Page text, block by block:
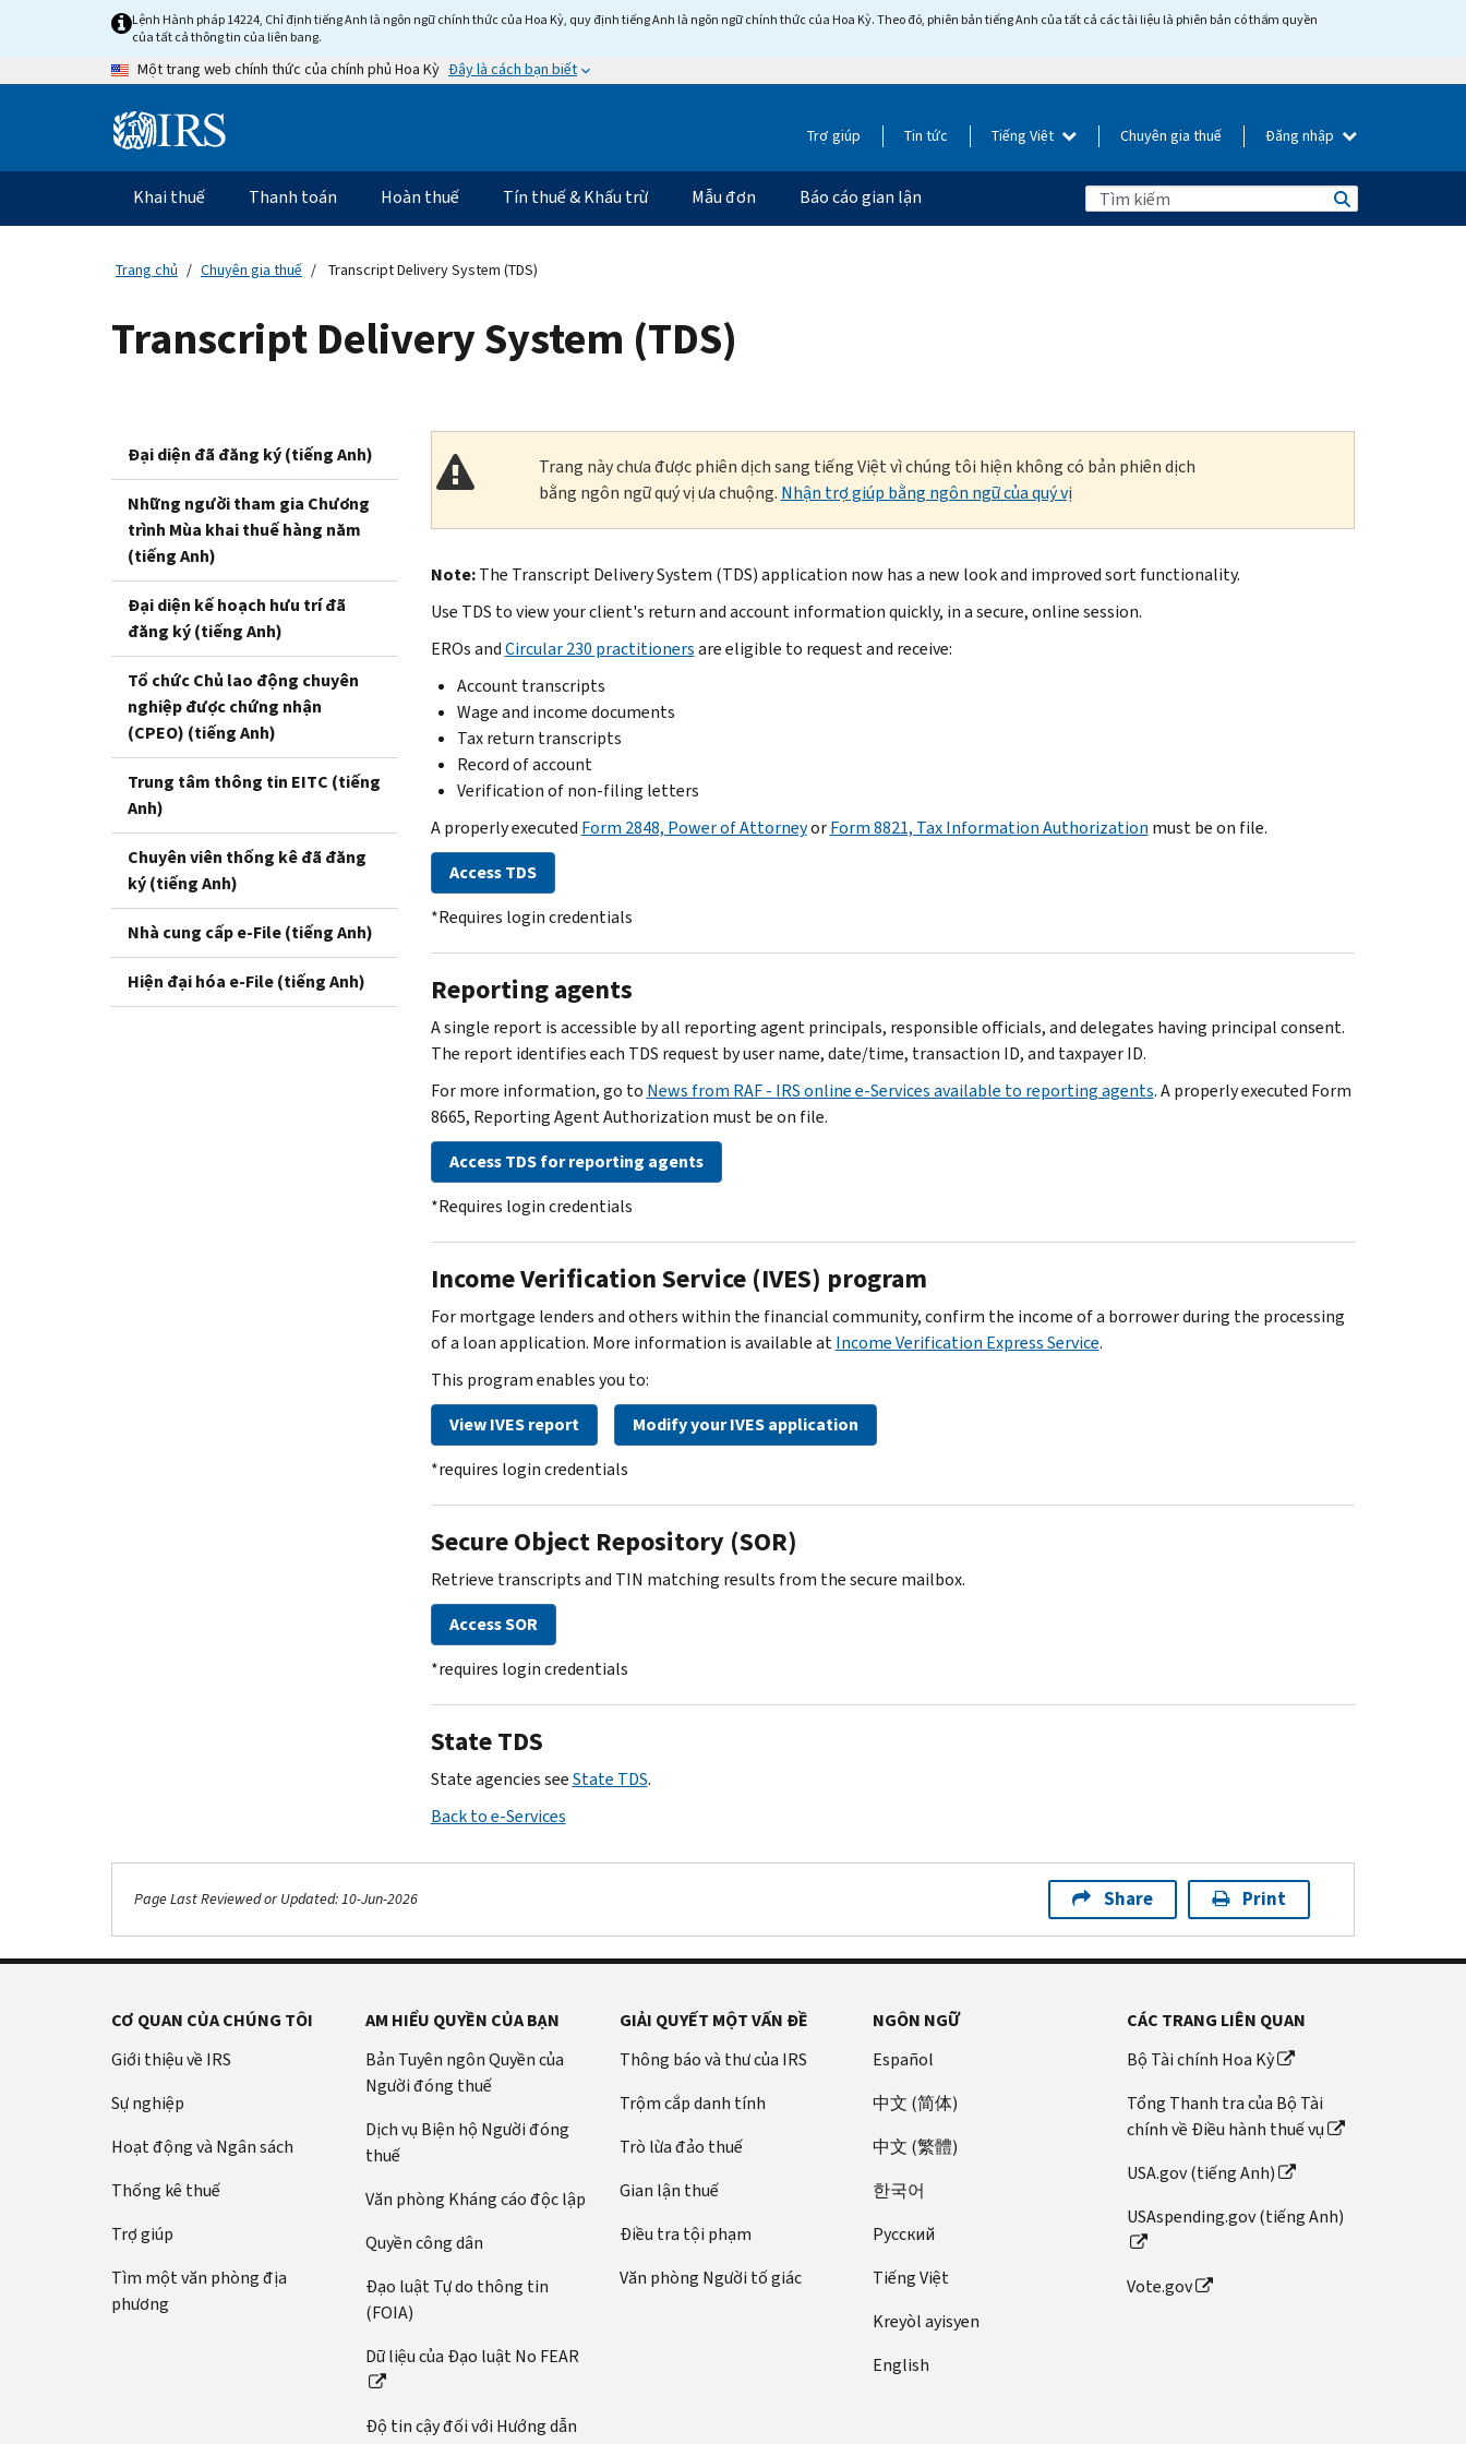
content
Lệnh Hành pháp 14224, Chỉ định tiếng Anh là ngôn ngữ chính thức của Hoa Kỳ, quy định tiếng Anh là ngôn ngữ chính thức của Hoa Kỳ. Theo đó, phiên bản tiếng Anh của tất cả các tài liệu là phiên bản có thẩm quyền
của tất cả thông tin của liên bang.
Một trang web chính thức của chính phủ Hoa Kỳ Đây là cách bạn biết
Information Trợ giúp Tin tức Tiếng Việt Chuyên gia thuế Đăng nhập
Điều
hướng
chính
Khai thuế Thanh toán Hoàn thuế Tín thuế & Khấu trừ Mẫu đơn Báo cáo gian lận
Trang chủ Chuyên gia thuế Transcript Delivery System (TDS)
Transcript Delivery System (TDS)
Đại diện đã đăng ký (tiếng Anh)
Những người tham gia Chương
trình Mùa khai thuế hàng năm
(tiếng Anh)
Đại diện kế hoạch hưu trí đã
đăng ký (tiếng Anh)
Tổ chức Chủ lao động chuyên
nghiệp được chứng nhận
(CPEO) (tiếng Anh)
Trung tâm thông tin EITC (tiếng
Anh)
Chuyên viên thống kê đã đăng
ký (tiếng Anh)
Nhà cung cấp e-File (tiếng Anh)
Hiện đại hóa e-File (tiếng Anh)
Trang này chưa được phiên dịch sang tiếng Việt vì chúng tôi hiện không có bản phiên dịch
bằng ngôn ngữ quý vị ưa chuộng. Nhận trợ giúp bằng ngôn ngữ của quý vị
Note:The Transcript Delivery System (TDS) application now has a new look and improved sort functionality.
Use TDS to view your client's return and account information quickly, in a secure, online session.
EROs andCircular 230 practitionersare eligible to request and receive:
Account transcripts
Wage and income documents
Tax return transcripts
Record of account
Verification of non-filing letters
A properly executed Form 2848, Power of AttorneyorForm 8821, Tax Information Authorization must be on file.
Access TDS
*Requires login credentials
Reporting agents
A single report is accessible by all reporting agent principals, responsible officials, and delegates having principal consent.
The report identifies each TDS request by user name, date/time, transaction ID, and taxpayer ID.
For more information, go to News from RAF - IRS online e-Services available to reporting agents. A properly executed Form
8665, Reporting Agent Authorization must be on file.
Access TDS for reporting agents
*Requires login credentials
Income Verification Service (IVES) program
For mortgage lenders and others within the financial community, confirm the income of a borrower during the processing
of a loan application. More information is available atIncome Verification Express Service.
This program enables you to:
View IVES report
Modify your IVES application
*requires login credentials
Secure Object Repository (SOR)
Retrieve transcripts and TIN matching results from the secure mailbox.
Access SOR
*requires login credentials
State TDS
State agencies seeState TDS.
Back to e-Services
Page Last Reviewed or Updated: 10-Jun-2026 Share Print
CƠ QUAN CỦA CHÚNG TÔI
Giới thiệu về IRS
Sự nghiệp
Hoạt động và Ngân sách
Thống kê thuế
Trợ giúp
Tìm một văn phòng địa
phương
AM HIỂU QUYỀN CỦA BẠN
Bản Tuyên ngôn Quyền của
Người đóng thuế
Dịch vụ Biện hộ Người đóng
thuế
Văn phòng Kháng cáo độc lập
Quyền công dân
Đạo luật Tự do thông tin
(FOIA)
Dữ liệu của Đạo luật No FEAR
Độ tin cậy đối với Hướng dẫn
GIẢI QUYẾT MỘT VẤN ĐỀ
Thông báo và thư của IRS
Trộm cắp danh tính
Trò lừa đảo thuế
Gian lận thuế
Điều tra tội phạm
Văn phòng Người tố giác
NGÔN NGỮ
Español
中文 (简体)
中文 (繁體)
한국어
Pусский
Tiếng Việt
Kreyòl ayisyen
English
CÁC TRANG LIÊN QUAN
Bộ Tài chính Hoa Kỳ
Tổng Thanh tra của Bộ Tài
chính về Điều hành thuế vụ
USA.gov (tiếng Anh)
USAspending.gov (tiếng Anh)
Vote.gov